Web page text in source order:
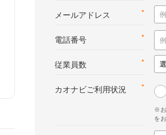
*
メールアドレス
*
電話番号
*
従業員数
*
カオナビご利用状況
※お
を